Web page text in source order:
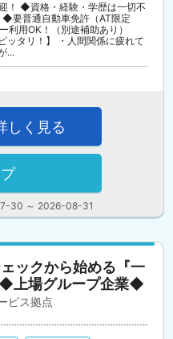
！ ◆資格・経験・学歴は一切不
◆要普通自動車免許（AT限定
利用OK！（別途補助あり）
ッタリ！】 ・人間関係に疲れて
...
30 ～ 2026-08-31
しく見る
ックから始める『一
◆上場グループ企業◆
ビス拠点